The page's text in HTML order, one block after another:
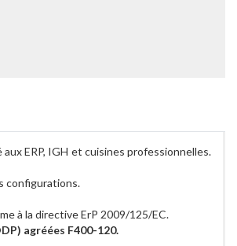
ERP, IGH et cuisines professionnelles.
configurations.
à la directive ErP 2009/125/EC.
agréées F400-120.